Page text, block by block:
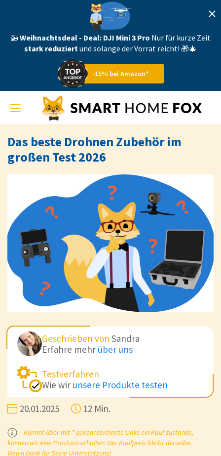
🚁 Weihnachtsdeal - Deal: DJI Mini 3 Pro Nur für kurze Zeit
stark reduziertund solange der Vorrat reicht! 🎁🎄
-15% bei Amazon*
Toggle
navigation
Das beste Drohnen Zubehör im
großen Test 2026
Geschrieben von Sandra
Erfahre mehr über uns
Testverfahren
Wie wir unsere Produkte testen
20.01.2025 12 Min.
Kommt über mit * gekennzeichnete Links ein Kauf zustande,
können wir eine Provision erhalten. Der Kaufpreis bleibt derselbe.
Vielen Dank für Deine Unterstützung!